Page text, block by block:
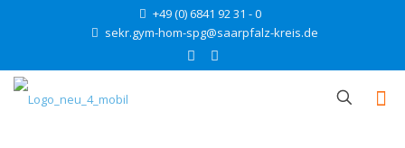
+49 (0) 6841 92 31 - 0
sekr.gym-hom-spg@saarpfalz-kreis.de